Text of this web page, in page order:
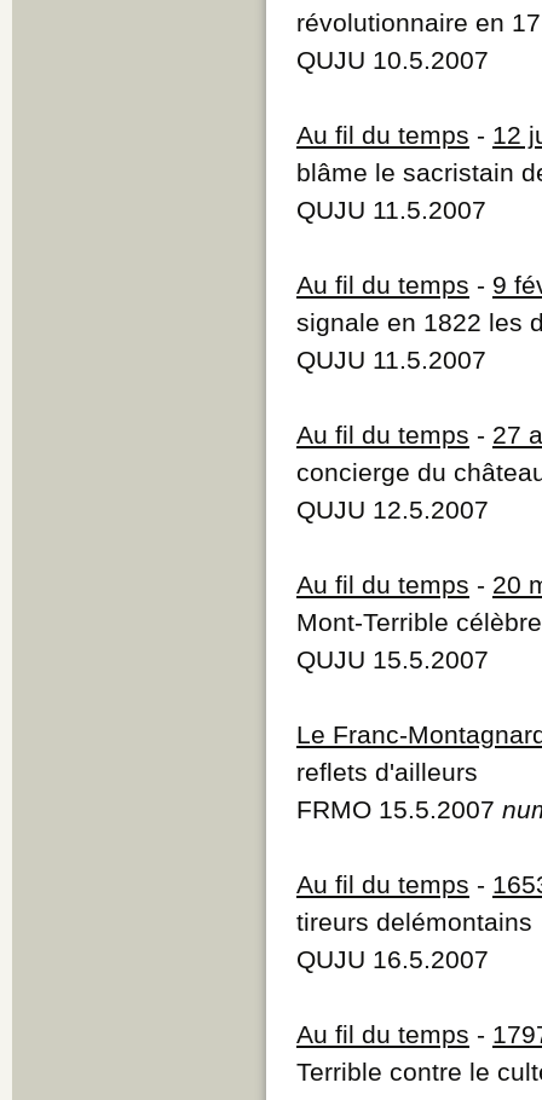
révolutionnaire en
QUJU 10.5.2007
Au fil du temps - 12
blâme le sacristain
QUJU 11.5.2007
Au fil du temps - 9
signale en 1822 les
QUJU 11.5.2007
Au fil du temps - 27
concierge du
QUJU 12.5.2007
Au fil du temps - 20
Mont-Terrible
QUJU 15.5.2007
Le Franc-
reflets d'ailleurs
FRMO 15.5.2007
Au fil du temps -
tireurs delémontains
QUJU 16.5.2007
Au fil du temps -
Terrible contre le